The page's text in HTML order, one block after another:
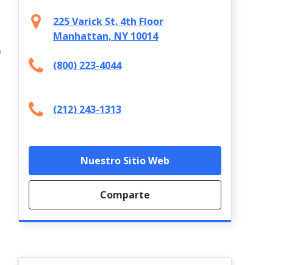
225 Varick St. 4th Floor
Manhattan, NY 10014
(800) 223-4044
(212) 243-1313
Nuestro Sitio Web
Comparte